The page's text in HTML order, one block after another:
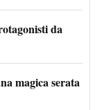
da
magica serata